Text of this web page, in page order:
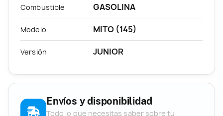
Combustible GASOLINA
Modelo MITO (145)
Versión JUNIOR
Envíos y disponibilidad
Todo lo que necesitas saber sobre tu